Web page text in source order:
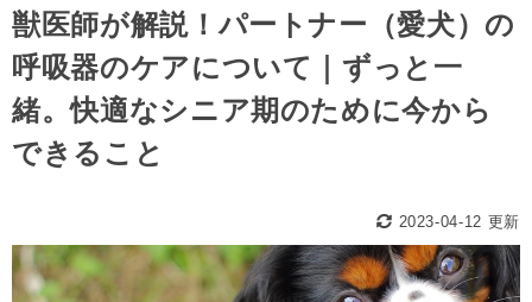
獣医師が解説！パートナー（愛犬）の
呼吸器のケアについて｜ずっと一
緒。快適なシニア期のために今から
できること
2023-04-12 更新